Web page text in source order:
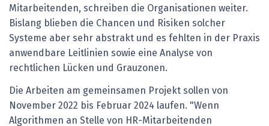
Mitarbeitenden, schreiben die Organisationen weiter.
Bislang blieben die Chancen und Risiken solcher
Systeme aber sehr abstrakt und es fehlten in der Praxis
anwendbare Leitlinien sowie eine Analyse von
rechtlichen Lücken und Grauzonen.
Die Arbeiten am gemeinsamen Projekt sollen von
November 2022 bis Februar 2024 laufen. "Wenn
Algorithmen an Stelle von HR-Mitarbeitenden